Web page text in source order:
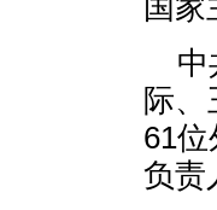
国家
际
61
负责